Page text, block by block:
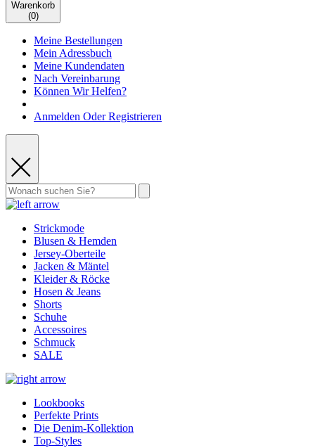
Warenkorb
(0)
Meine Bestellungen
Mein Adressbuch
Meine Kundendaten
Nach Vereinbarung
Können Wir Helfen?
Anmelden Oder Registrieren
Strickmode
Blusen & Hemden
Jersey-Oberteile
Jacken & Mäntel
Kleider & Röcke
Hosen & Jeans
Shorts
Schuhe
Accessoires
Schmuck
SALE
Lookbooks
Perfekte Prints
Die Denim-Kollektion
Top-Styles